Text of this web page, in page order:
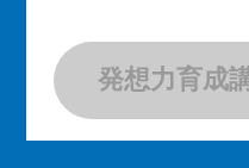
発想力育成